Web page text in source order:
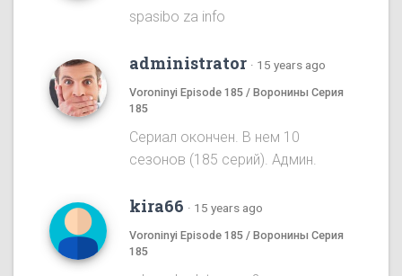
spasibo za info
administrator · 15 years ago
Voroninyi Episode 185 / Воронины Серия
185
Сериал окончен. В нем 10
сезонов (185 серий). Админ.
kira66 · 15 years ago
Voroninyi Episode 185 / Воронины Серия
185